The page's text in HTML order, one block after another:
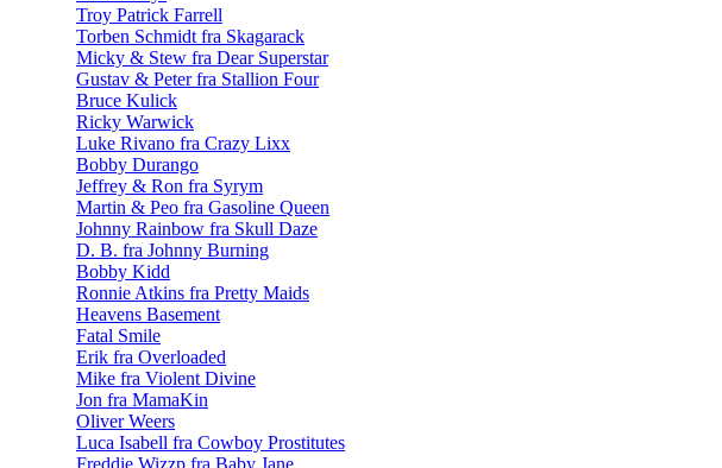
Troy Patrick Farrell
Torben Schmidt fra Skagarack
Micky & Stew fra Dear Superstar
Gustav & Peter fra Stallion Four
Bruce Kulick
Ricky Warwick
Luke Rivano fra Crazy Lixx
Bobby Durango
Jeffrey & Ron fra Syrym
Martin & Peo fra Gasoline Queen
Johnny Rainbow fra Skull Daze
D. B. fra Johnny Burning
Bobby Kidd
Ronnie Atkins fra Pretty Maids
Heavens Basement
Fatal Smile
Erik fra Overloaded
Mike fra Violent Divine
Jon fra MamaKin
Oliver Weers
Luca Isabell fra Cowboy Prostitutes
Freddie Wizzp fra Baby Jane